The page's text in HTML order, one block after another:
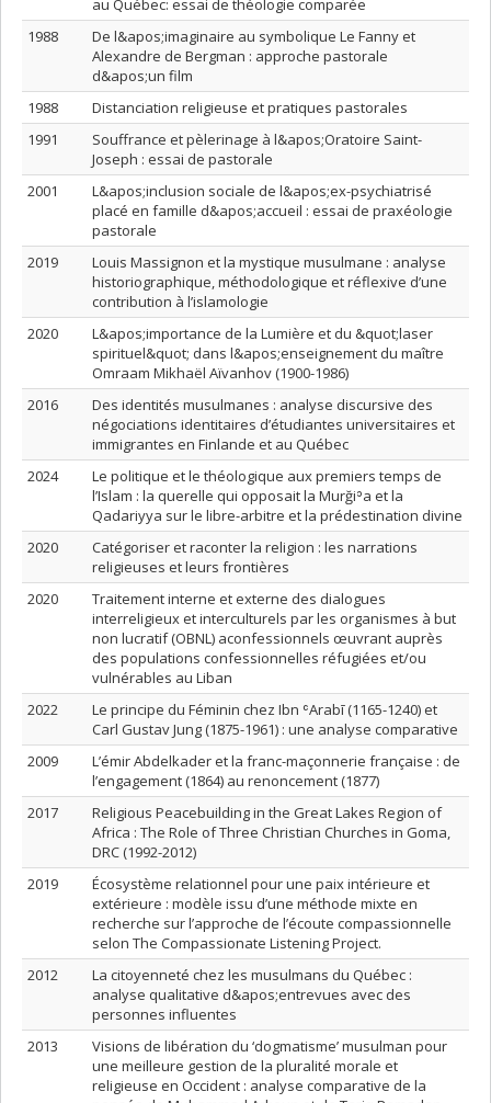
au Québec: essai de théologie comparée
1988
De l&apos;imaginaire au symbolique Le Fanny et
Alexandre de Bergman : approche pastorale
d&apos;un film
1988
Distanciation religieuse et pratiques pastorales
1991
Souffrance et pèlerinage à l&apos;Oratoire Saint-
Joseph : essai de pastorale
2001
L&apos;inclusion sociale de l&apos;ex-psychiatrisé
placé en famille d&apos;accueil : essai de praxéologie
pastorale
2019
Louis Massignon et la mystique musulmane : analyse
historiographique, méthodologique et réflexive d’une
contribution à l’islamologie
2020
L&apos;importance de la Lumière et du &quot;laser
spirituel&quot; dans l&apos;enseignement du maître
Omraam Mikhaël Aïvanhov (1900-1986)
2016
Des identités musulmanes : analyse discursive des
négociations identitaires d’étudiantes universitaires et
immigrantes en Finlande et au Québec
2024
Le politique et le théologique aux premiers temps de
l’Islam : la querelle qui opposait la Murğiʾa et la
Qadariyya sur le libre-arbitre et la prédestination divine
2020
Catégoriser et raconter la religion : les narrations
religieuses et leurs frontières
2020
Traitement interne et externe des dialogues
interreligieux et interculturels par les organismes à but
non lucratif (OBNL) aconfessionnels œuvrant auprès
des populations confessionnelles réfugiées et/ou
vulnérables au Liban
2022
Le principe du Féminin chez Ibn ʿArabī (1165-1240) et
Carl Gustav Jung (1875-1961) : une analyse comparative
2009
L’émir Abdelkader et la franc-maçonnerie française : de
l’engagement (1864) au renoncement (1877)
2017
Religious Peacebuilding in the Great Lakes Region of
Africa : The Role of Three Christian Churches in Goma,
DRC (1992-2012)
2019
Écosystème relationnel pour une paix intérieure et
extérieure : modèle issu d’une méthode mixte en
recherche sur l’approche de l’écoute compassionnelle
selon The Compassionate Listening Project.
2012
La citoyenneté chez les musulmans du Québec :
analyse qualitative d&apos;entrevues avec des
personnes influentes
2013
Visions de libération du ‘dogmatisme’ musulman pour
une meilleure gestion de la pluralité morale et
religieuse en Occident : analyse comparative de la